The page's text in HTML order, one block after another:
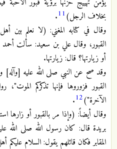
بخلاف الرجل)11
.
وقال في كتابه المغني: (لا نعلم بين
القبور، وقال علي بن سعيد: سألت
أو زيارتها؟ قال: زيارتها.
وقد صح عن النبي صلى الله عليه
القبور فزوروها فإنها تذكركم الموت"،
الآخرة")12
.
وقال أيضاً: (وإذا مر بالقبور أو
بريدة قال: كان رسول الله صلى الله
المقابر فكان قائلهم يقول: السلام عليكم